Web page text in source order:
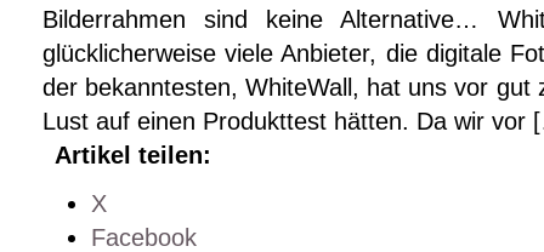
Bilderrahmen sind keine Alternative…
glücklicherweise viele Anbieter, die digitale
der bekanntesten, WhiteWall, hat uns vor gut
Lust auf einen Produkttest hätten. Da wir vor
Artikel teilen:
X
Facebook